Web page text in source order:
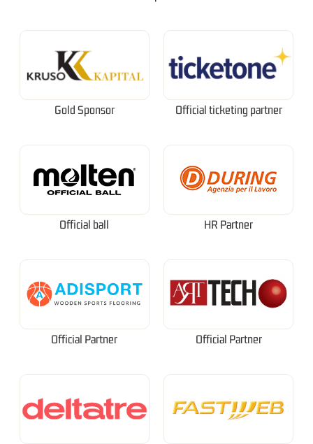
Gold Sponsor Official ticketing partner
Official ball HR Partner
Official Partner Official Partner